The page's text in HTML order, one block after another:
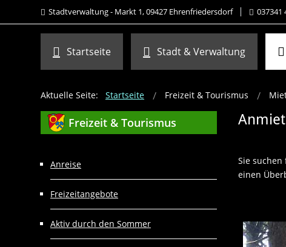
Stadtverwaltung - Markt 1, 09427 Ehrenfriedersdorf 037341
Startseite Stadt & Verwaltung
Aktuelle Seite: Startseite Freizeit & Tourismus
Sie
einen
Freizeit & Tourismus
Anreise
Freizeitangebote
Aktiv durch den Sommer